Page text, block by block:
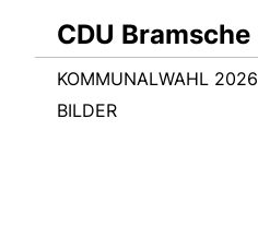
CDU Bramsche
KOMMUNALWAHL 2026
BILDER